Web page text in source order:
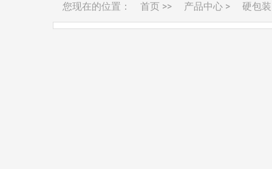
您现在的位置： 首页 >> 产品中心 > 硬包装